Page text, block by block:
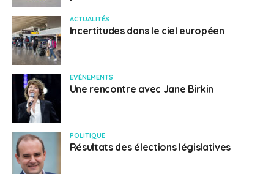
ACTUALITÉS
Incertitudes dans le ciel européen
EVÈNEMENTS
Une rencontre avec Jane Birkin
POLITIQUE
Résultats des élections législatives